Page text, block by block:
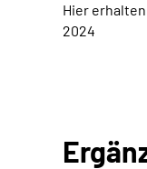
Hier
2024